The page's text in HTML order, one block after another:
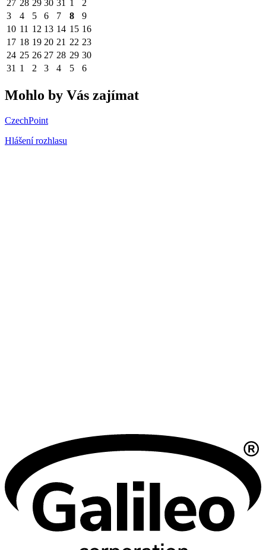
27 28 29 30 31 1
2
3
4 5 6 7 8
9
10 11 12 13 14 15 16
17 18 19 20 21 22 23
24 25 26 27 28 29 30
31 1 2 3 4 5 6
Mohlo by Vás zajímat
CzechPoint
Hlášení rozhlasu